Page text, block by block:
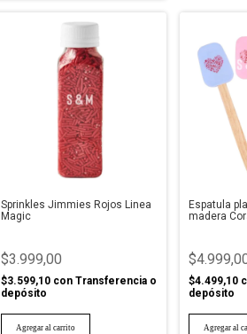
Sprinkles Jimmies Rojos Linea
Magic
$3.999,00
$3.599,10 con Transferencia o
depósito
Espatula
madera
$4.499,10
depósito